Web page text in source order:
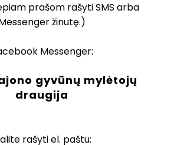
prašom rašyti SMS arba
žinutę.)
Messenger:
gyvūnų mylėtojų
draugija
rašyti el. paštu: